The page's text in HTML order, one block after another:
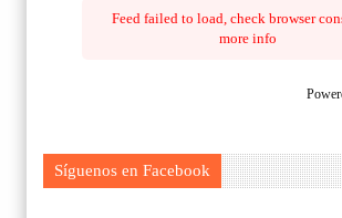
Feed failed to load, check browser
more info
Síguenos en Facebook